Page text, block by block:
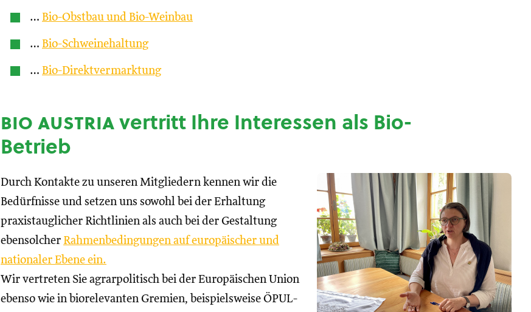
… Bio-Obstbau und Bio-Weinbau
… Bio-Schweinehaltung
… Bio-Direktvermarktung
bio austriavertritt Ihre Interessen als Bio-
Betrieb
Durch Kontakte zu unseren Mitgliedern kennen wir die
Bedürfnisse und setzen uns sowohl bei der Erhaltung
praxistauglicher Richtlinien als auch bei der Gestaltung
ebensolcher Rahmenbedingungen auf europäischer und
nationaler Ebene ein.
Wir vertreten Sie agrarpolitisch bei der Europäischen Union
ebenso wie in biorelevanten Gremien, beispielsweise ÖPUL-